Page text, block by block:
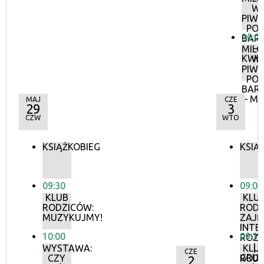
W
–
20:00
W
–
MAJ
29
CZW
KSIĄŻKOBIEG
09:30
KLUB
RODZICÓW:
MUZYKUJMY!
10:00
WYSTAWA:
CZY
CZE
2
CZE
3
WTO
09:00
|
09:30